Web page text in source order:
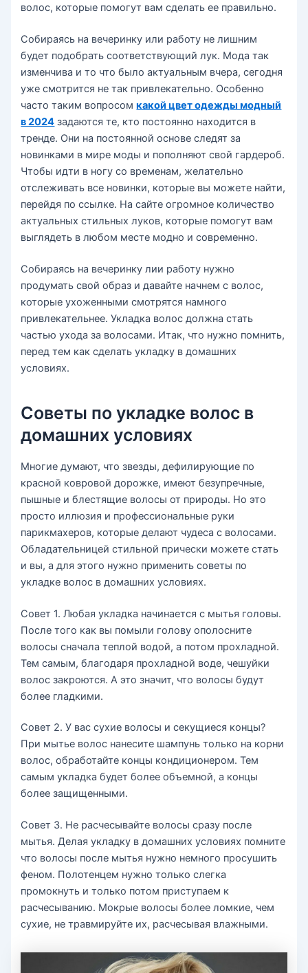
волос, которые помогут вам сделать ее правильно.
Собираясь на вечеринку или работу не лишним
будет подобрать соответствующий лук. Мода так
изменчива и то что было актуальным вчера, сегодня
уже смотрится не так привлекательно. Особенно
часто таким вопросомкакой цвет одежды модный
в 2024 задаются те, кто постоянно находится в
тренде. Они на постоянной основе следят за
новинками в мире моды и пополняют свой гардероб.
Чтобы идти в ногу со временам, желательно
отслеживать все новинки, которые вы можете найти,
перейдя по ссылке. На сайте огромное количество
актуальных стильных луков, которые помогут вам
выглядеть в любом месте модно и современно.
Собираясь на вечеринку лии работу нужно
продумать свой образ и давайте начнем с волос,
которые ухоженными смотрятся намного
привлекательнее. Укладка волос должна стать
частью ухода за волосами. Итак, что нужно помнить,
перед тем как сделать укладку в домашних
условиях.
Советы по укладке волос в
домашних условиях
Многие думают, что звезды, дефилирующие по
красной ковровой дорожке, имеют безупречные,
пышные и блестящие волосы от природы. Но это
просто иллюзия и профессиональные руки
парикмахеров, которые делают чудеса с волосами.
Обладательницей стильной прически можете стать
и вы, а для этого нужно применить советы по
укладке волос в домашних условиях.
Совет 1. Любая укладка начинается с мытья головы.
После того как вы помыли голову ополосните
волосы сначала теплой водой, а потом прохладной.
Тем самым, благодаря прохладной воде, чешуйки
волос закроются. А это значит, что волосы будут
более гладкими.
Совет 2. У вас сухие волосы и секущиеся концы?
При мытье волос нанесите шампунь только на корни
волос, обработайте концы кондиционером. Тем
самым укладка будет более объемной, а концы
более защищенными.
Совет 3. Не расчесывайте волосы сразу после
мытья. Делая укладку в домашних условиях помните
что волосы после мытья нужно немного просушить
феном. Полотенцем нужно только слегка
промокнуть и только потом приступаем к
расчесыванию. Мокрые волосы более ломкие, чем
сухие, не травмируйте их, расчесывая влажными.